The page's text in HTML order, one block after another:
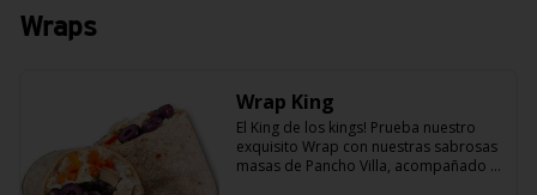
Wraps
Wrap King
El King de los kings! Prueba nuestro
exquisito Wrap con nuestras sabrosas
masas de Pancho Villa, acompañado